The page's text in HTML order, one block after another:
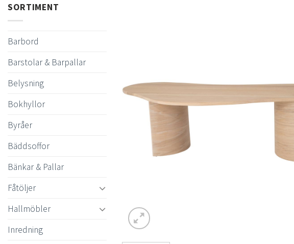
SORTIMENT
Barbord
Barstolar & Barpallar
Belysning
Bokhyllor
Byråer
Bäddsoffor
Bänkar & Pallar
Fåtöljer
Hallmöbler
Inredning